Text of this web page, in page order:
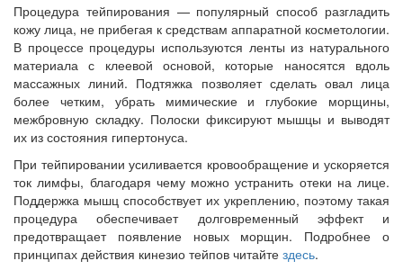
Процедура тейпирования — популярный способ разгладить
кожу лица, не прибегая к средствам аппаратной косметологии.
В процессе процедуры используются ленты из натурального
материала с клеевой основой, которые наносятся вдоль
массажных линий. Подтяжка позволяет сделать овал лица
более четким, убрать мимические и глубокие морщины,
межбровную складку. Полоски фиксируют мышцы и выводят
их из состояния гипертонуса.
При тейпировании усиливается кровообращение и ускоряется
ток лимфы, благодаря чему можно устранить отеки на лице.
Поддержка мышц способствует их укреплению, поэтому такая
процедура обеспечивает долговременный эффект и
предотвращает появление новых морщин. Подробнее о
принципах действия кинезио тейпов читайте здесь.